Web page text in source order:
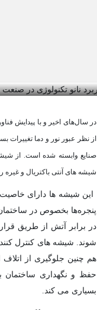
در سال‌های اخیر و با پیدایش
از نظر عبور نور و دما
صنایع وابسته شده است. از
شیشه های آنتی باکتریال و غیره
این شیشه ها دارای
پنجره‌ها بخصوص در
در برابر آتش از طریق
شوند. شیشه های کنترل
هم چنین جلوگیری از
حفظ و نگهداری ساختمان
بسیاری می کند.